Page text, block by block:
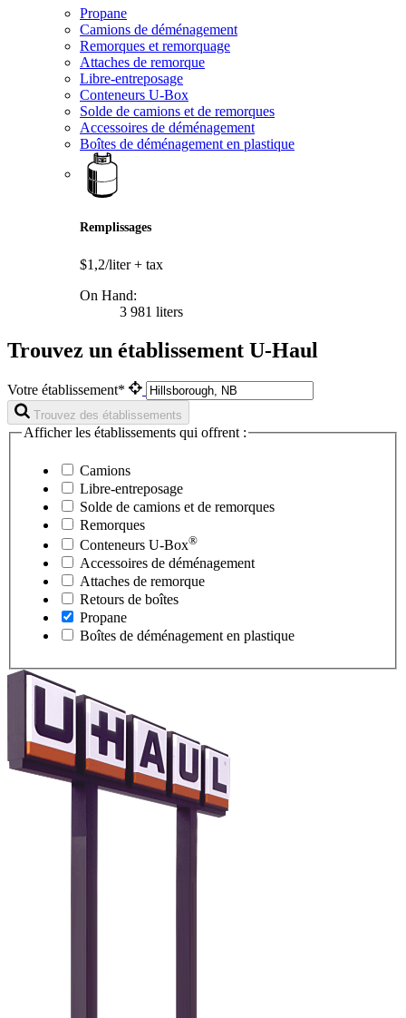
Propane
Camions de déménagement
Remorques et remorquage
Attaches de remorque
Libre-entreposage
Conteneurs U-Box
Solde de camions et de remorques
Accessoires de déménagement
Boîtes de déménagement en plastique
Remplissages
$1,2/liter+ tax
On Hand:
3 981 liters
Trouvez un établissement U-Haul
Votre établissement*
Trouvez des établissements
Afficher les établissements qui offrent :
Camions
Libre-entreposage
Solde de camions et de remorques
Remorques
Conteneurs U-Box®
Accessoires de déménagement
Attaches de remorque
Retours de boîtes
Propane
Boîtes de déménagement en plastique